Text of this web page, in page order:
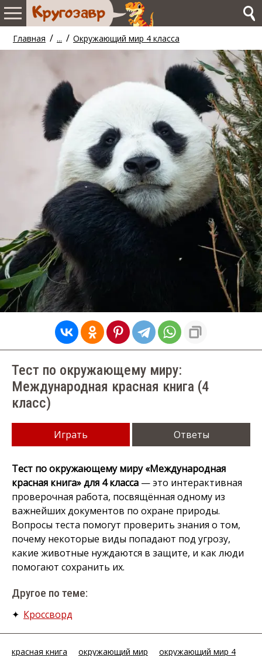
Главная / ... / Окружающий мир 4 класса
Тест по окружающему миру:
Международная красная книга (4
класс)
Играть Ответы
Тест по окружающему миру «Международная
красная книга» для 4 класса — это интерактивная
проверочная работа, посвящённая одному из
важнейших документов по охране природы.
Вопросы теста помогут проверить знания о том,
почему некоторые виды попадают под угрозу,
какие животные нуждаются в защите, и как люди
помогают сохранить их.
Другое по теме:
✦ Кроссворд
красная книга окружающий мир
окружающий мир 4